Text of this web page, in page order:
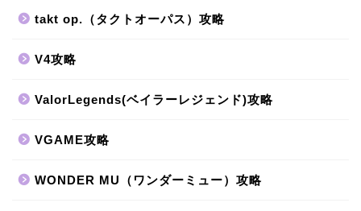
takt op.（タクトオーパス）攻略
V4攻略
ValorLegends(ベイラーレジェンド)攻略
VGAME攻略
WONDER MU（ワンダーミュー）攻略